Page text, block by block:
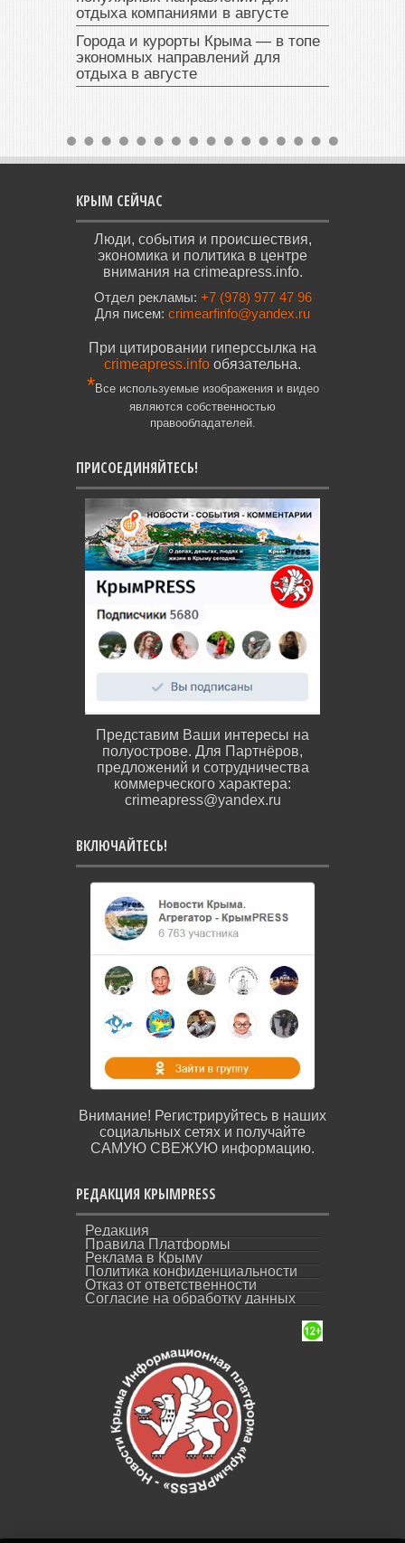
отдыха компаниями в августе
Города и курорты Крыма — в топе
экономных направлений для
отдыха в августе
КРЫМ СЕЙЧАС
Люди, события и происшествия,
экономика и политика в центре
внимания на crimeapress.info.
Отдел рекламы: +7 (978) 977 47 96
Для писем: crimearfinfo@yandex.ru
При цитировании гиперссылка на
crimeapress.info обязательна.
*Все используемые изображения и видео
являются собственностью
правообладателей.
ПРИСОЕДИНЯЙТЕСЬ!
Представим Ваши интересы на
полуострове. Для Партнёров,
предложений и сотрудничества
коммерческого характера:
crimeapress@yandex.ru
ВКЛЮЧАЙТЕСЬ!
Внимание! Регистрируйтесь в наших
социальных сетях и получайте
САМУЮ СВЕЖУЮ информацию.
РЕДАКЦИЯ КРЫМPRESS
Редакция
Правила Платформы
Реклама в Крыму
Политика конфиденциальности
Отказ от ответственности
Согласие на обработку данных